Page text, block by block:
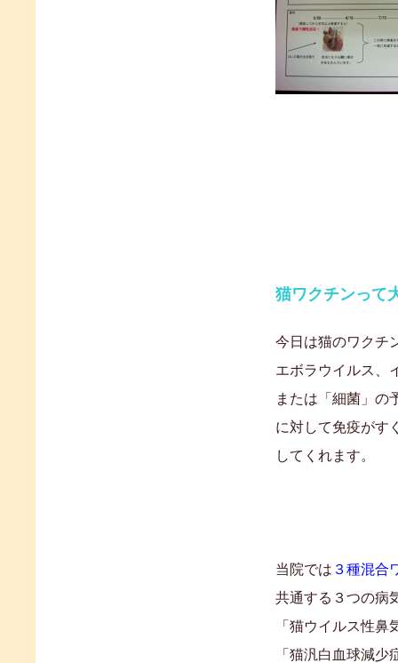
猫ワクチンって
今日は猫のワクチ
エボラウイルス、
または「細菌」の
に対して免疫がす
してくれます。
当院では ３種混合
共通する３つの病
「猫ウイルス性
「猫汎白血球減少